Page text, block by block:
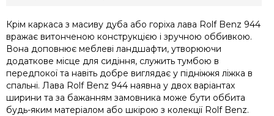
Крім каркаса з масиву дуба або горіха лава Rolf Benz 944
вражає витонченою конструкцією і зручною оббивкою.
Вона доповнює меблеві ландшафти, утворюючи
додаткове місце для сидіння, служить тумбою в
передпокої та навіть добре виглядає у підніжжя ліжка в
спальні. Лава Rolf Benz 944 наявна у двох варіантах
ширини та за бажанням замовника може бути оббита
будь-яким матеріалом або шкірою з колекції Rolf Benz.